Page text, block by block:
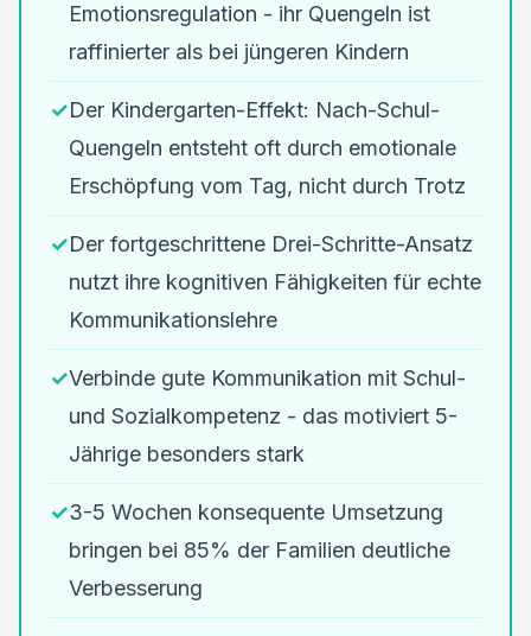
Emotionsregulation - ihr Quengeln ist
raffinierter als bei jüngeren Kindern
✓Der Kindergarten-Effekt: Nach-Schul-
Quengeln entsteht oft durch emotionale
Erschöpfung vom Tag, nicht durch Trotz
✓Der fortgeschrittene Drei-Schritte-Ansatz
nutzt ihre kognitiven Fähigkeiten für echte
Kommunikationslehre
✓Verbinde gute Kommunikation mit Schul-
und Sozialkompetenz - das motiviert 5-
Jährige besonders stark
✓3-5 Wochen konsequente Umsetzung
bringen bei 85% der Familien deutliche
Verbesserung